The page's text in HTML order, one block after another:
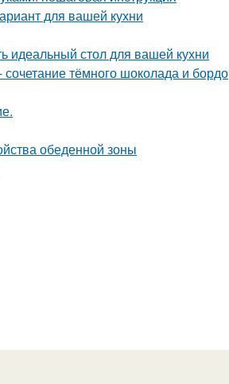
для вашей кухни
идеальный стол для вашей кухни
сочетание тёмного шоколада и бордо
обеденной зоны